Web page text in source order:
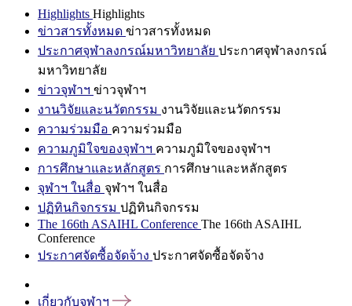
Highlights Highlights
ข่าวสารทั้งหมด ข่าวสารทั้งหมด
ประกาศจุฬาลงกรณ์มหาวิทยาลัย ประกาศจุฬาลงกรณ์
มหาวิทยาลัย
ข่าวจุฬาฯ ข่าวจุฬาฯ
งานวิจัยและนวัตกรรม งานวิจัยและนวัตกรรม
ความร่วมมือ ความร่วมมือ
ความภูมิใจของจุฬาฯ ความภูมิใจของจุฬาฯ
การศึกษาและหลักสูตร การศึกษาและหลักสูตร
จุฬาฯ ในสื่อ จุฬาฯ ในสื่อ
ปฏิทินกิจกรรม ปฏิทินกิจกรรม
The 166th ASAIHL Conference The 166th ASAIHL
Conference
ประกาศจัดซื้อจัดจ้าง ประกาศจัดซื้อจัดจ้าง
เกี่ยวกับจุฬาฯ